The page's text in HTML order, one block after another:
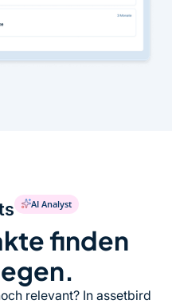
AI Analyst
finden
relevant? In assetbird